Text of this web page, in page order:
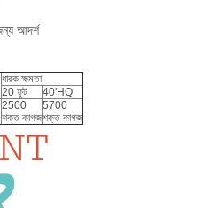
আদর্শ
ধারক ক্ষমতা
20 ফুট
40'HQ
2500
শক্ত কাগজ
5700
শক্ত কাগজ